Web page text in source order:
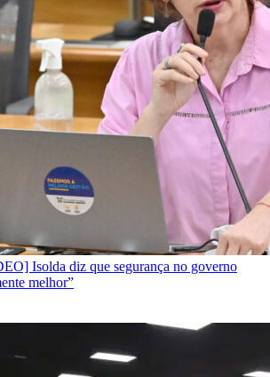
Isolda diz que segurança no governo
melhor”